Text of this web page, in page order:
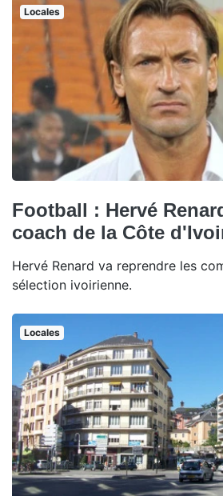
Locales
Football : Hervé
coach de la Côte
Hervé Renard va reprendre les
sélection ivoirienne.
Locales